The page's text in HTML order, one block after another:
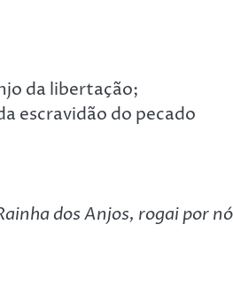
da libertação;
escravidão do pecado
dos Anjos, rogai por